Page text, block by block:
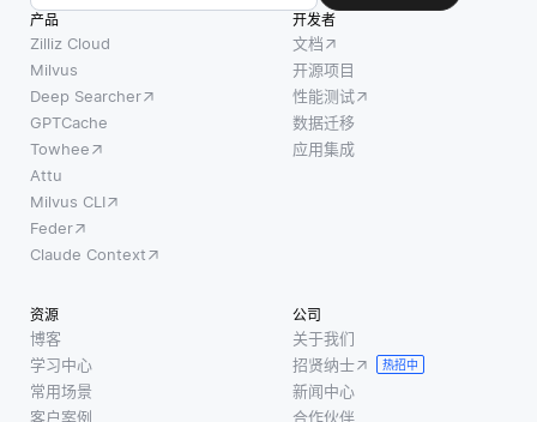
产品
Zilliz Cloud
Milvus
Deep Searcher
GPTCache
Towhee
Attu
Milvus CLI
Feder
Claude Context
开发者
文档
开源项目
性能测试
数据迁移
应用集成
资源
博客
学习中心
常用场景
客户案例
公司
关于我们
招贤纳士
热招中
新闻中心
合作伙伴